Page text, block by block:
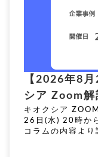
【2026年8
シア Zoom解
キオクシア
26日(水) 20時か
コラムの内容よ
ます。 申込期限